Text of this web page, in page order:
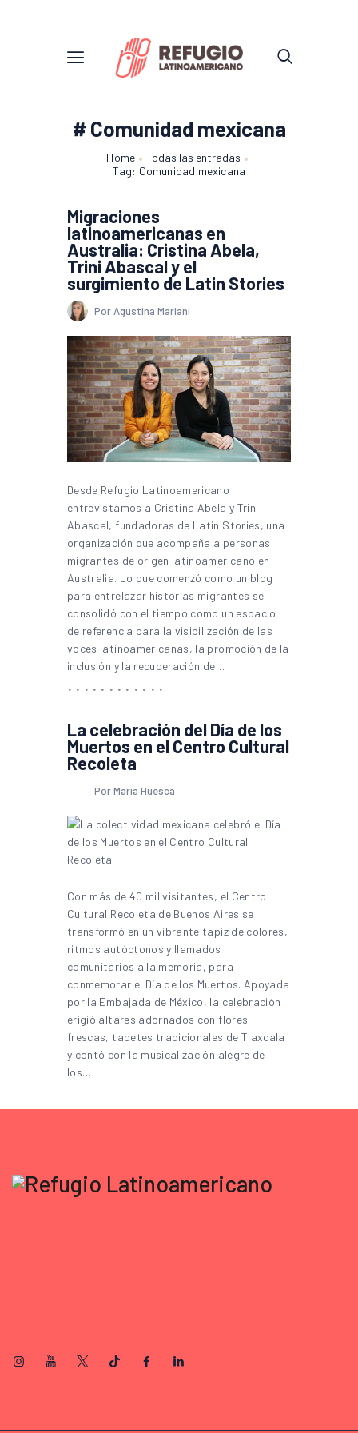
# Comunidad mexicana
Home
Todas las entradas
Tag: Comunidad mexicana
Migraciones
latinoamericanas en
Australia: Cristina Abela,
Trini Abascal y el
surgimiento de Latin Stories
Por Agustina Mariani
Desde Refugio Latinoamericano
entrevistamos a Cristina Abela y Trini
Abascal, fundadoras de Latin Stories, una
organización que acompaña a personas
migrantes de origen latinoamericano en
Australia. Lo que comenzó como un blog
para entrelazar historias migrantes se
consolidó con el tiempo como un espacio
de referencia para la visibilización de las
voces latinoamericanas, la promoción de la
inclusión y la recuperación de…
La celebración del Día de los
Muertos en el Centro Cultural
Recoleta
Por María Huesca
Con más de 40 mil visitantes, el Centro
Cultural Recoleta de Buenos Aires se
transformó en un vibrante tapiz de colores,
ritmos autóctonos y llamados
comunitarios a la memoria, para
conmemorar el Día de los Muertos. Apoyada
por la Embajada de México, la celebración
erigió altares adornados con flores
frescas, tapetes tradicionales de Tlaxcala
y contó con la musicalización alegre de
los…